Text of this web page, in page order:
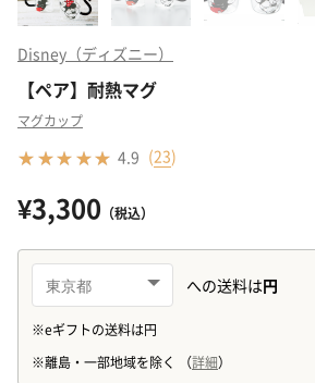
Disney（ディズニー）
【ペア】耐熱マグ
マグカップ
4.9 (23)
¥3,300 （税込）